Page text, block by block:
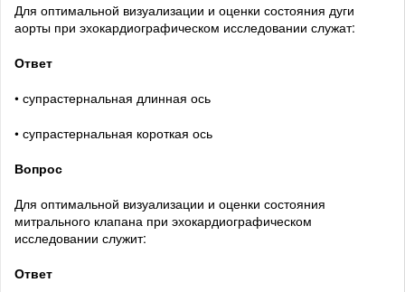
Для оптимальной визуализации и оценки состояния дуги
аорты при эхокардиографическом исследовании служат:
Ответ
• супрастернальная длинная ось
• супрастернальная короткая ось
Вопрос
Для оптимальной визуализации и оценки состояния
митрального клапана при эхокардиографическом
исследовании служит:
Ответ